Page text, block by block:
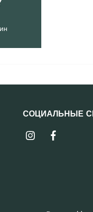
СОЦИАЛЬНЫЕ